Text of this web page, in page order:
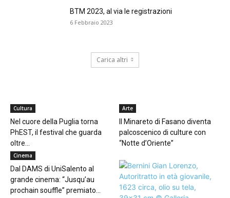
BTM 2023, al via le registrazioni
6 Febbraio 2023
Carica altri
Cultura
Nel cuore della Puglia torna
PhEST, il festival che guarda
oltre...
Arte
Il Minareto di Fasano diventa
palcoscenico di culture con
“Notte d’Oriente”
Cinema
Dal DAMS di UniSalento al
grande cinema: “Jusqu’au
prochain souffle” premiato...